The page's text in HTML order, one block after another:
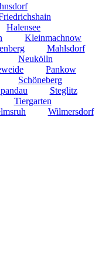
Halensee
Kleinmachnow
Mahlsdorf
Neukölln
Pankow
Schöneberg
Steglitz
Tiergarten
Wilmersdorf